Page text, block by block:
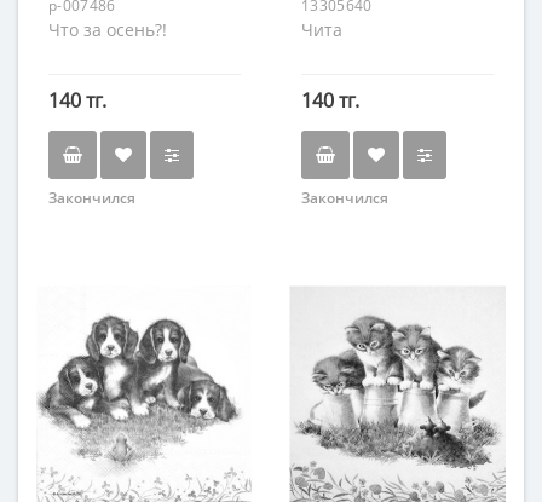
p-007486
Что за осень?!
140 тг.
Закончился
13305640
Чита
140 тг.
Закончился